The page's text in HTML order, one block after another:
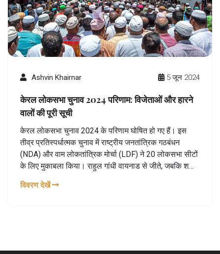
Ashvin Khairnar 5 जून 2024
केरल लोकसभा चुनाव 2024 परिणाम: विजेताओं और हारने
वालों की पूरी सूची
केरल लोकसभा चुनाव 2024 के परिणाम घोषित हो गए हैं। इस
तीव्र प्रतिस्पर्धात्मक चुनाव में राष्ट्रीय जनतांत्रिक गठबंधन
(NDA) और वाम लोकतांत्रिक मोर्चा (LDF) ने 20 लोकसभा सीटों
के लिए मुकाबला किया। राहुल गांधी वायनाड से जीते, जबकि शशि
मोस राजीव चंद्रशेखर और लोकप्रिय अभिनेता सुरेश गोपी शामिल
विवरण देखें